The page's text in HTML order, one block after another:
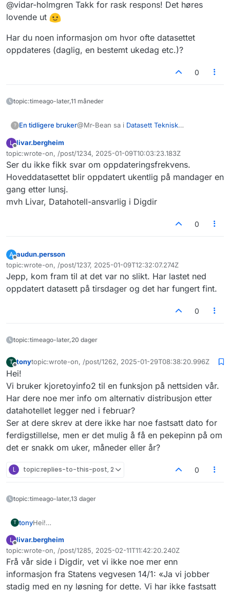
wc -l
oppdaget en feil i hvordan vi produserer
filen.
Har nettopp testet en ny fil, der får jeg
dine antakelser at det bør være 50.000ish
Vi har nå rettet feilen og den kommer i
@vidar-holmgren Takk for rask respons! Det høres
lovende ut
Har du noen informasjon om hvor ofte datasettet
oppdateres (daglig, en bestemt ukedag etc.)?
0
topic:timeago-later,11 måneder
? En tidligere bruker@Mr-Bean sa i Datasett Teknisk
grep -i "model y" kjoretoyinfo2.csv |
wc -l
oppdaget en feil i hvordan vi produserer
50553 treff på "model y" så du har helt rett i
L
Frakoblet
livar.bergheim
topic:wrote-on, /post/1234, 2025-01-09T10:03:23.183Z
Sist endret av
Ser du ikke fikk svar om oppdateringsfrekvens.
Hoveddatasettet blir oppdatert ukentlig på mandager en
gang etter lunsj.
mvh Livar, Datahotell-ansvarlig i Digdir
0
A
Frakoblet
audun.persson
topic:wrote-on, /post/1237, 2025-01-09T12:32:07.274Z
Sist endret av
Jepp, kom fram til at det var no slikt. Har lastet ned
oppdatert datasett på tirsdager og det har fungert fint.
0
topic:timeago-later,20 dager
T
Frakoblet
tonytopic:wrote-on, /post/1262, 2025-01-29T08:38:20.996Z
Sist endret av
Hei!
Vi bruker kjoretoyinfo2 til en funksjon på nettsiden vår.
Har dere noe mer info om alternativ distribusjon etter
datahotellet legger ned i februar?
Ser at dere skrev at dere ikke har noe fastsatt dato for
ferdigstillelse, men er det mulig å få en pekepinn på om
det er snakk om uker, måneder eller år?
L topic:replies-to-this-post, 2 0
topic:timeago-later,13 dager
T tonyHei!
Har dere noe mer info om alternativ distribusjon etter
datahotellet legger ned i februar?
Ser at dere skrev at dere ikke har noe fastsatt dato for
ferdigstillelse, men er det mulig å få en pekepinn på om
det er snakk om uker, måneder eller år?
L
Frakoblet
livar.bergheim
topic:wrote-on, /post/1285, 2025-02-11T11:42:20.240Z
Sist endret av
Frå vår side i Digdir, vet vi ikke noe mer enn
informasjon fra Statens vegvesen 14/1: «Ja vi jobber
stadig med en ny løsning for dette. Vi har ikke fastsatt